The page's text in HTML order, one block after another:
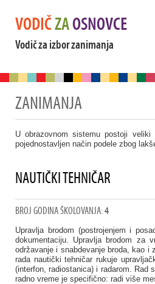
VODIČZAOSNOVCE
Vodič za izbor zanimanja
ZANIMANJA
U obrazovnom sistemu postoji veliki
pojednostavljen način podele zbog
NAUTIČKI TEHNIČAR
BROJ GODINA ŠKOLOVANJA:4
Upravlja brodom (postrojenjem i
dokumentaciju. Upravlja brodom za
održavanje i snabdevanje broda, kao i
rada nautički tehničar rukuje
(interfon, radiostanica) i radarom. Rad
radno vreme je specifično: radi više